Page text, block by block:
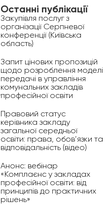
Останні публікації
Закупівля послуг з
організації Серпневої
конференції (Київська
область)
Запит цінових пропозицій
щодо розроблення моделі
передачі в управління
комунальних закладів
професійної освіти
Правовий статус
керівника закладу
загальної середньої
освіти: права, обов’язки та
відповідальність (відео)
Анонс: вебінар
«Комплаєнс у закладах
професійної освіти: від
принципів до практичних
рішень»